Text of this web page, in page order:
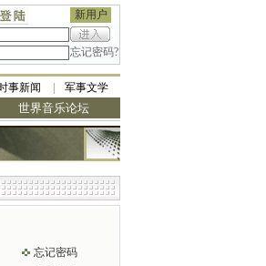
新用户
忘记密码?
事新闻 军事文学
世界音乐论坛
忘记密码